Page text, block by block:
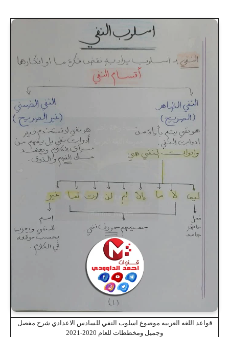
قواعد اللغه العربيه موضوع اسلوب النفي للسادس الاعدادي شرح مفصل
وجميل ومخططات للعام 2020-2021